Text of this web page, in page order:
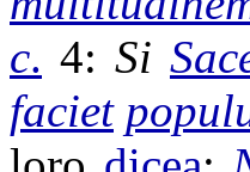
c. 4: Si
faciet